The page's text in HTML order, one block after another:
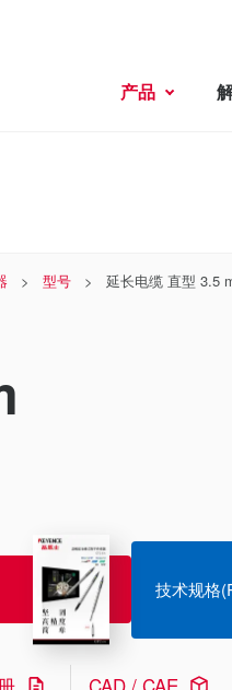
产品
型号 延长电缆 直型 3.5
技术规格